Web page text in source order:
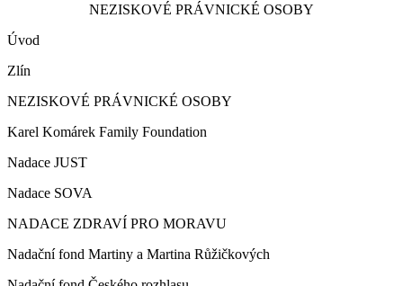
NEZISKOVÉ PRÁVNICKÉ OSOBY
Úvod
Zlín
NEZISKOVÉ PRÁVNICKÉ OSOBY
Karel Komárek Family Foundation
Nadace JUST
Nadace SOVA
NADACE ZDRAVÍ PRO MORAVU
Nadační fond Martiny a Martina Růžičkových